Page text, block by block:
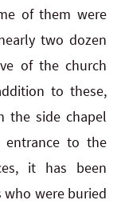
of them were
two dozen
of the church
to these,
the side chapel
to the
it has been
who were buried